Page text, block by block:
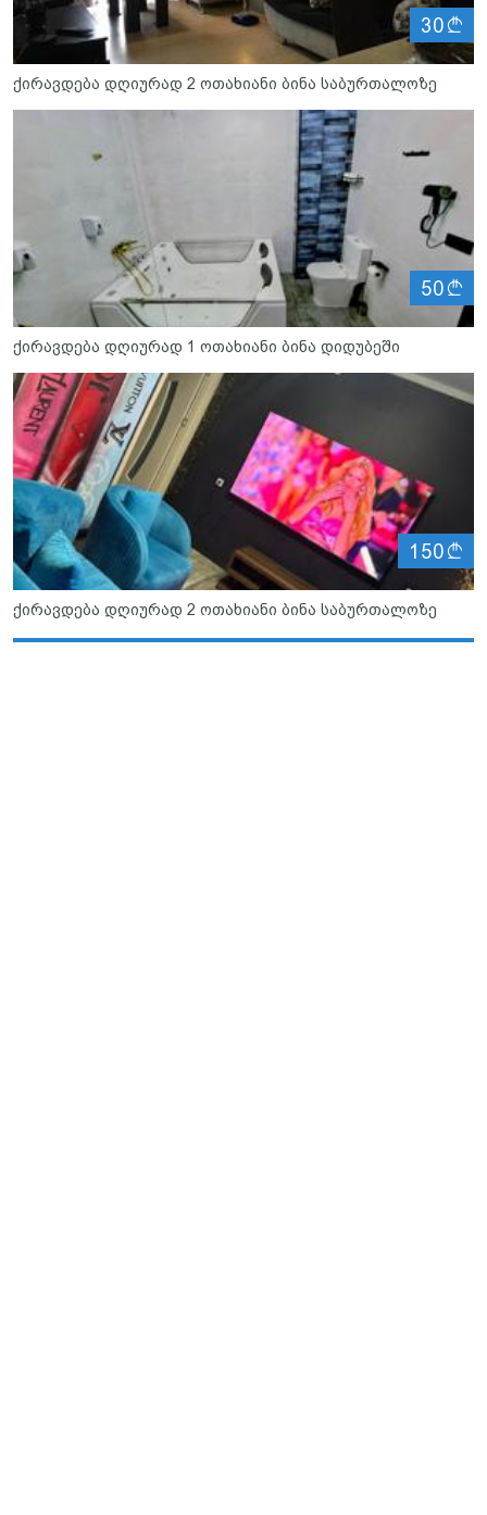
30
ქირავდება დღიურად 2 ოთახიანი ბინა საბურთალოზე
50
ქირავდება დღიურად 1 ოთახიანი ბინა დიდუბეში
150
ქირავდება დღიურად 2 ოთახიანი ბინა საბურთალოზე